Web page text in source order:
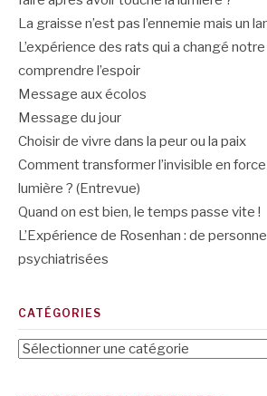
La graisse n’est pas l’ennemie mais un
L’expérience des rats qui a changé
comprendre l’espoir
Message aux écolos
Message du jour
Choisir de vivre dans la peur ou la paix
Comment transformer l’invisible en
lumière ? (Entrevue)
Quand on est bien, le temps passe vite !
L’Expérience de Rosenhan : de
psychiatrisées
CATÉGORIES
Catégories